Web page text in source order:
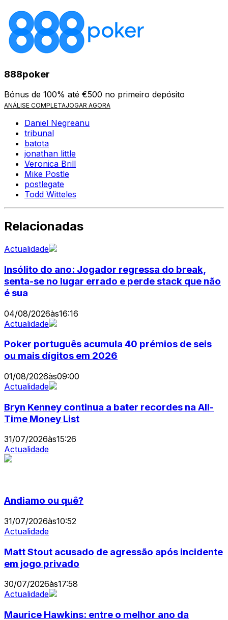
888poker
Bónus de 100% até €500 no primeiro depósito
ANÁLISE COMPLETAJOGAR AGORA
Daniel Negreanu
tribunal
batota
jonathan little
Veronica Brill
Mike Postle
postlegate
Todd Witteles
Relacionadas
Actualidade
Insólito do ano: Jogador regressa do break,
senta-se no lugar errado e perde stack que não
é sua
04/08/2026às16:16
Actualidade
Poker português acumula 40 prémios de seis
ou mais dígitos em 2026
01/08/2026às09:00
Actualidade
Bryn Kenney continua a bater recordes na All-
Time Money List
31/07/2026às15:26
Actualidade
Andiamo ou quê?
31/07/2026às10:52
Actualidade
Matt Stout acusado de agressão após incidente
em jogo privado
30/07/2026às17:58
Actualidade
Maurice Hawkins: entre o melhor ano da